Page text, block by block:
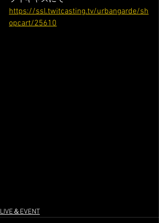
https://ssl.twitcasting.tv/urbangarde/sh
opcart/25610
LIVE＆EVENT